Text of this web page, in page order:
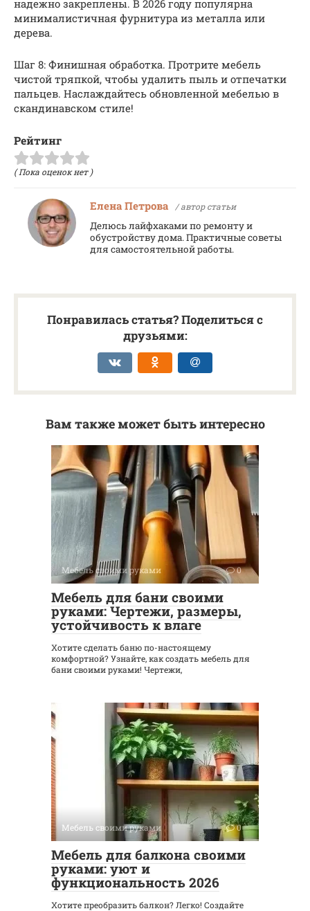
надежно закреплены. В 2026 году популярна
минималистичная фурнитура из металла или
дерева.
Шаг 8: Финишная обработка. Протрите мебель
чистой тряпкой, чтобы удалить пыль и отпечатки
пальцев. Наслаждайтесь обновленной мебелью в
скандинавском стиле!
Рейтинг
( Пока оценок нет )
Елена Петрова / автор статьи
Делюсь лайфхаками по ремонту и
обустройству дома. Практичные советы
для самостоятельной работы.
Понравилась статья? Поделиться с
друзьями:
Вам также может быть интересно
Мебель своими руками 0
Мебель для бани своими
руками: Чертежи, размеры,
устойчивость к влаге
Хотите сделать баню по-настоящему
комфортной? Узнайте, как создать мебель для
бани своими руками! Чертежи,
Мебель своими руками 0
Мебель для балкона своими
руками: уют и
функциональность 2026
Хотите преобразить балкон? Легко! Создайте